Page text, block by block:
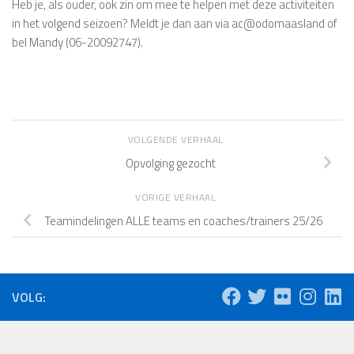
Heb je, als ouder, ook zin om mee te helpen met deze activiteiten
in het volgend seizoen? Meldt je dan aan via ac@odomaasland of
bel Mandy (06-20092747).
VOLGENDE VERHAAL
Opvolging gezocht
VORIGE VERHAAL
Teamindelingen ALLE teams en coaches/trainers 25/26
VOLG: